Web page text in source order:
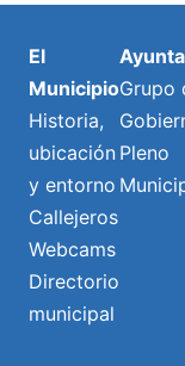
El
Municipio
Historia,
ubicación
y entorno
Callejeros
Webcams
Directorio
municipal
Grupo
Pleno